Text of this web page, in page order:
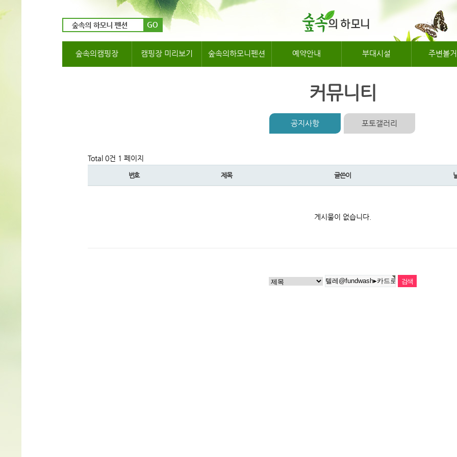
숲속의캠핑장 캠핑장 미리보기 숲속의하모니펜션 예약안내 부대시설 주변볼
커뮤니티
공지사항 포토갤러리
Total 0건 1 페이지
번호 제목 글쓴이
게시물이 없습니다.